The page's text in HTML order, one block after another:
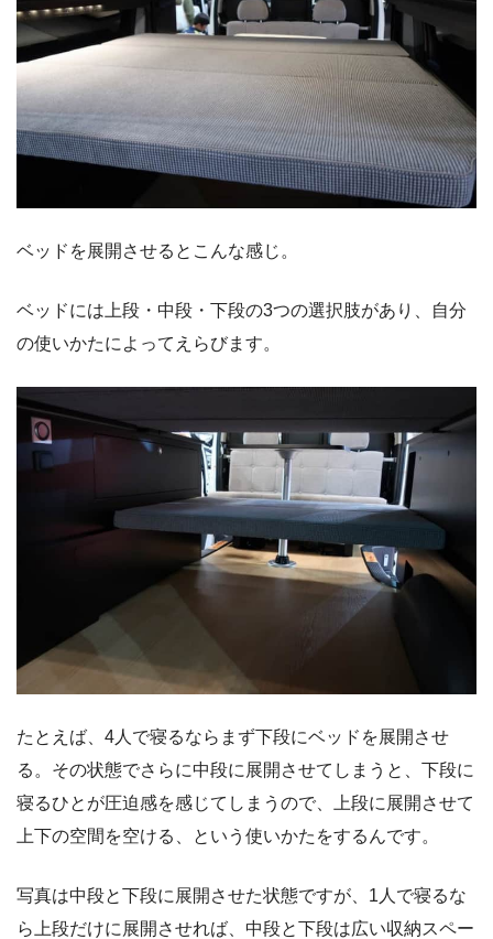
ベッドを展開させるとこんな感じ。
ベッドには上段・中段・下段の3つの選択肢があり、自分
の使いかたによってえらびます。
たとえば、4人で寝るならまず下段にベッドを展開させ
る。その状態でさらに中段に展開させてしまうと、下段に
寝るひとが圧迫感を感じてしまうので、上段に展開させて
上下の空間を空ける、という使いかたをするんです。
写真は中段と下段に展開させた状態ですが、1人で寝るな
ら上段だけに展開させれば、中段と下段は広い収納スペー